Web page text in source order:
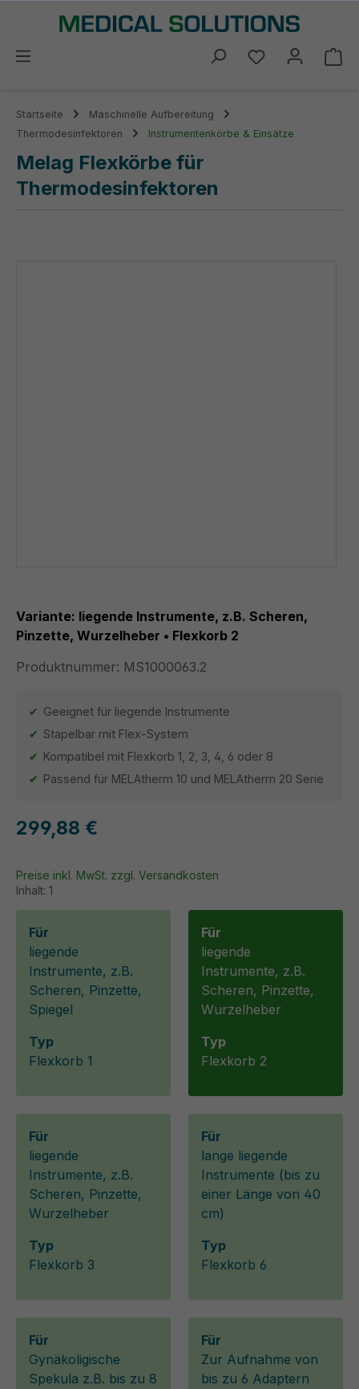
springen
Du hast 0
Startseite
Maschinelle Aufbereitung
Thermodesinfektoren
Instrumentenkörbe & Einsätze
Melag Flexkörbe für
Thermodesinfektoren
Variante: liegende Instrumente, z.B. Scheren,
Pinzette, Wurzelheber • Flexkorb 2
Produktnummer: MS1000063.2
Geeignet für liegende Instrumente
Stapelbar mit Flex-System
Kompatibel mit Flexkorb 1, 2, 3, 4, 6 oder 8
Passend für MELAtherm 10 und MELAtherm 20 Serie
299,88 €
Inhalt: 1
Preise inkl. MwSt. zzgl. Versandkosten
Für
liegende
Instrumente, z.B.
Scheren, Pinzette,
Spiegel
Typ
Flexkorb 1
Für
liegende
Instrumente, z.B.
Scheren, Pinzette,
Wurzelheber
Typ
Flexkorb 2
Für
liegende
Instrumente, z.B.
Scheren, Pinzette,
Wurzelheber
Typ
Flexkorb 3
Für
lange liegende
Instrumente (bis zu
einer Länge von 40
cm)
Typ
Flexkorb 6
Für
Gynäkoligische
Spekula z.B. bis zu 8
Für
Zur Aufnahme von
bis zu 6 Adaptern